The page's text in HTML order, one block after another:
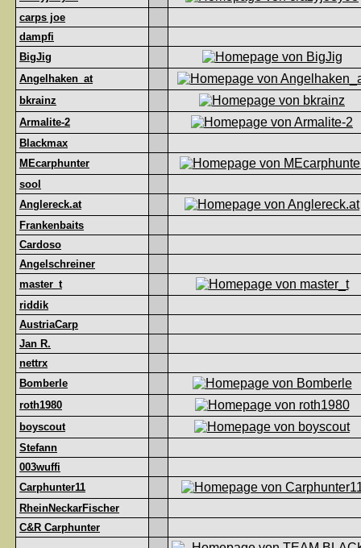
carps joe
dampfi
BigJig
Angelhaken_at
bkrainz
Armalite-2
Blackmax
MEcarphunter
sool
Anglereck.at
Frankenbaits
Cardoso
Angelschreiner
master_t
riddik
AustriaCarp
Jan R.
nettrx
Bomberle
roth1980
boyscout
Stefann
003wuffi
Carphunter11
RheinNeckarFischer
C&R Carphunter